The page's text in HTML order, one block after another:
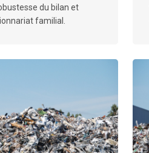
du bilan et
familial.